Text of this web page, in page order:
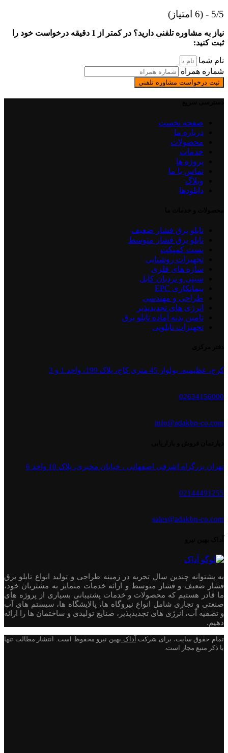
5/5 - (6 امتیاز)
نیاز به مشاوره تلفنی دارید؟ در کمتر از 1 دقیقه درخواست خود را
ثبت کنید:
نام شما
شماره همراه
ثبت درخواست مشاوره تلفنی
صفحه نخست
درباره ما
محصولات
خدمات
پروژه ها
تماس با ما
وبلاگ
دانلودها
تابلو برق فشار ضعیف
تابلو برق فشار متوسط
پست کمپکت
تجهیزات روشنایی
سازه های فلزی
سینی و نردبان کابل
پیمانکاری EPC
طراحی و مهندسی
انرژی های تجدیدپذیر
تامین بدنه آماده تابلو برق
تجهیزات تابلویی
کرج، عظیمیه. بولوار 45 متری کاج، پلاک 199، واحد 1 و 3
02634156000
info@adakbn-co.com
تهران بزرگراه اشرفی اصفهانی ، خیابان مخبری، پلاک 10 واحد 6
02144491255
sales@adakbn-co.com
به پشتوانه چندین سال تجربه در زمینه طراحی و تولید انواع تابلو برق
فشار ضعیف و فشار متوسط و ارائه خدمات متمایز به مشتریان خود،
ما قادر هستیم که محصولات و خدمات پشتیبانی بسیاری از پروژه های
صنعتی و تجاری شامل انواع نیروگاه ها، پالایشگاه ها، سیستم های آب
و تصفیه آب، انرژی های تجدیدپذیر، صنایع تولیدی و ساختمان ها را ارائه
دهیم.
تمام حقوق سایت، برای شرکت آداک بهین نیرو محفوظ است. انتشار مطالب تنها
با ذکر منبع مجاز است.